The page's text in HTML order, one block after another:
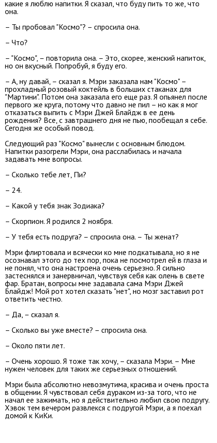
какие я люблю напитки. Я сказал, что буду пить то же, что
она.
– Ты пробовал "Космо"? – спросила она.
– Что?
– "Космо", – повторила она. – Это, скорее, женский напиток,
но он вкусный. Попробуй, я буду его.
– А, ну давай, – сказал я. Мэри заказала нам "Космо" –
прохладный розовый коктейль в больших стаканах для
"Мартини". Потом она заказала его еще раз. Я опьянел после
первого же круга, потому что давно не пил – но как я мог
отказаться выпить с Мэри Джей Блайдж в ее день
рождения? Все, с завтрашнего дня не пью, пообещал я себе.
Сегодня же особый повод.
Следующий раз "Космо" вынесли с основным блюдом.
Напитки разогрели Мэри, она расслабилась и начала
задавать мне вопросы.
– Сколько тебе лет, Пи?
– 24.
– Какой у тебя знак Зодиака?
– Скорпион. Я родился 2 ноября.
– У тебя есть подруга? – спросила она. – Ты женат?
Мэри флиртовала и всячески ко мне подкатывала, но я не
осознавал этого до тех пор, пока не посмотрел ей в глаза и
не понял, что она настроена очень серьезно. Я сильно
застеснялся и занервничал, чувствуя себя как олень в свете
фар. Братан, вопросы мне задавала сама Мэри Джей
Блайдж! Мой рот хотел сказать "нет", но мозг заставил рот
ответить честно.
– Да, – сказал я.
– Сколько вы уже вместе? – спросила она.
– Около пяти лет.
– Очень хорошо. Я тоже так хочу, – сказала Мэри. – Мне
нужен человек для таких же серьезных отношений.
Мэри была абсолютно невозмутима, красива и очень проста
в общении. Я чувствовал себя дураком из-за того, что не
начал ее зажимать, но я действительно любил свою подругу.
Хэвок тем вечером развлекся с подругой Мэри, а я поехал
домой к КиКи.